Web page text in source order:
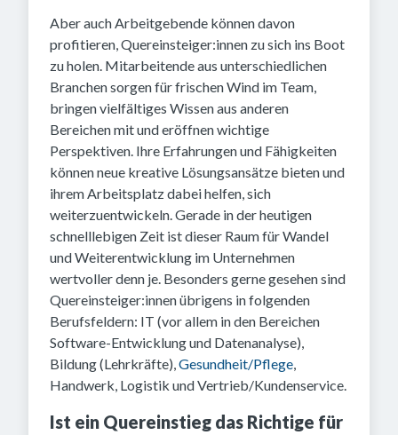
Aber auch Arbeitgebende können davon
profitieren, Quereinsteiger:innen zu sich ins Boot
zu holen. Mitarbeitende aus unterschiedlichen
Branchen sorgen für frischen Wind im Team,
bringen vielfältiges Wissen aus anderen
Bereichen mit und eröffnen wichtige
Perspektiven. Ihre Erfahrungen und Fähigkeiten
können neue kreative Lösungsansätze bieten und
ihrem Arbeitsplatz dabei helfen, sich
weiterzuentwickeln. Gerade in der heutigen
schnelllebigen Zeit ist dieser Raum für Wandel
und Weiterentwicklung im Unternehmen
wertvoller denn je. Besonders gerne gesehen sind
Quereinsteiger:innen übrigens in folgenden
Berufsfeldern: IT (vor allem in den Bereichen
Software-Entwicklung und Datenanalyse),
Bildung (Lehrkräfte),Gesundheit/Pflege,
Handwerk, Logistik und Vertrieb/Kundenservice.
Ist ein Quereinstieg das Richtige für